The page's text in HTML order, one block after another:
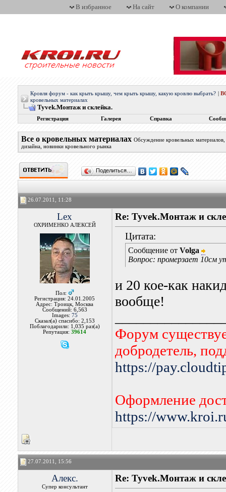
В избранное На сайт О компании
Кровля форум - как крыть крышу, чем крыть крышу, какую кровлю выбрать?
кровельных материалах
Tyvek.Монтаж и склейка.
Регистрация Галерея Справка
Все о кровельных материалах Обсуждение кровельных
дизайна, новинки кровельного рынка
Поделиться…
26.07.2011, 11:28
Lex
ОХРИМЕНКО АЛЕКСЕЙ
Пол:
Регистрация: 24.01.2005
Адрес: Троицк, Москва
Сообщений: 6,563
Images: 75
Сказал(а) спасибо: 2,153
Поблагодарили: 1,035 раз(а)
Репутация:39614
Re: Tyvek.Монтаж и
Цитата:
Сообщение от Volga
Вопрос: промерзает 10см
и 20 кое-как
вообще!
Форум
добродетель,
https://
Оформление
https://
27.07.2011, 15:56
Алекс.
Супер консультант
Re: Tyvek.Монтаж и